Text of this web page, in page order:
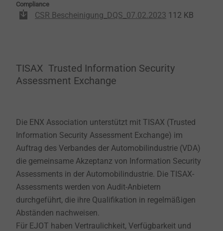
Compliance
CSR Bescheinigung_DQS_07.02.2023 112 KB
TISAX Trusted Information Security
Assessment Exchange
Die ENX Association unterstützt mit TISAX (Trusted
Information Security Assessment Exchange) im
Auftrag des Verbandes der Automobilindustrie (VDA)
die gemeinsame Akzeptanz von Information Security
Assessments in der Automobilindustrie. Die TISAX-
Assessments werden von Audit-Anbietern
durchgeführt, die ihre Qualifikation in regelmäßigen
Abständen nachweisen.
Für EJOT haben Vertraulichkeit, Verfügbarkeit und